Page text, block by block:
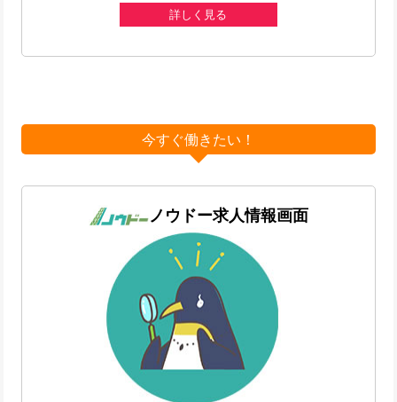
詳しく見る
今すぐ働きたい！
ノウドー求人情報画面